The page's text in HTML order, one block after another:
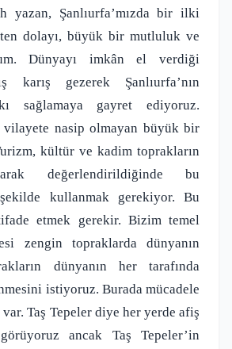
yazan, Şanlıurfa’mızda bir ilki
dolayı, büyük bir mutluluk ve
Dünyayı imkân el verdiği
karış gezerek Şanlıurfa’nın
sağlamaya gayret ediyoruz.
vilayete nasip olmayan büyük bir
kültür ve kadim toprakların
değerlendirildiğinde bu
kullanmak gerekiyor. Bu
etmek gerekir. Bizim temel
zengin topraklarda dünyanın
dünyanın her tarafında
istiyoruz. Burada mücadele
Taş Tepeler diye her yerde afiş
ancak Taş Tepeler’in